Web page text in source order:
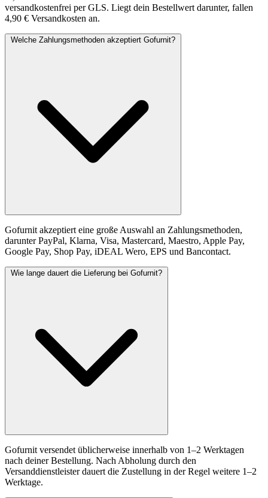
versandkostenfrei per GLS. Liegt dein Bestellwert darunter, fallen
4,90 € Versandkosten an.
Welche Zahlungsmethoden akzeptiert Gofurnit?
Gofurnit akzeptiert eine große Auswahl an Zahlungsmethoden,
darunter PayPal, Klarna, Visa, Mastercard, Maestro, Apple Pay,
Google Pay, Shop Pay, iDEAL Wero, EPS und Bancontact.
Wie lange dauert die Lieferung bei Gofurnit?
Gofurnit versendet üblicherweise innerhalb von 1–2 Werktagen
nach deiner Bestellung. Nach Abholung durch den
Versanddienstleister dauert die Zustellung in der Regel weitere 1–2
Werktage.